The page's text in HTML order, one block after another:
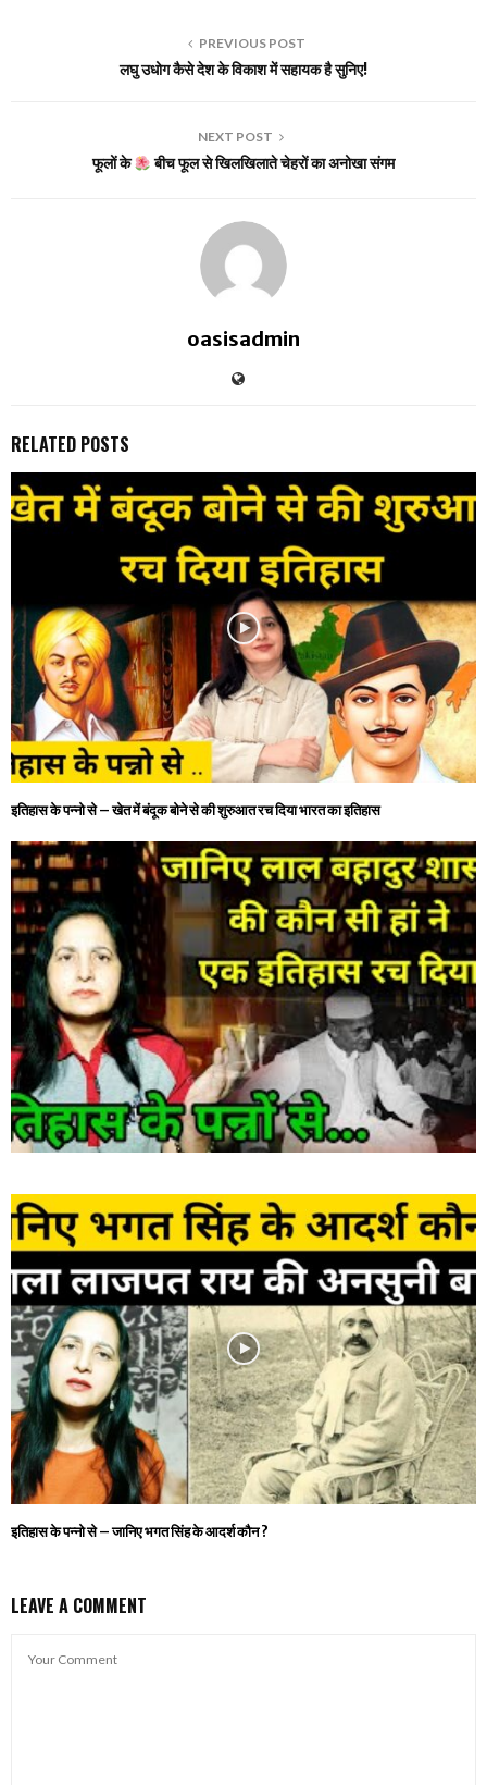
PREVIOUS POST
लघु उधोग कैसे देश के विकाश में सहायक है सुनिए!
NEXT POST
फूलों के बीच फूल से खिलखिलाते चेहरों का अनोखा संगम
oasisadmin
RELATED POSTS
इतिहास के पन्नो से – खेत में बंदूक बोने से की शुरुआत रच दिया भारत का इतिहास
इतिहास के पन्नो से – जानिए भगत सिंह के आदर्श कौन ?
LEAVE A COMMENT